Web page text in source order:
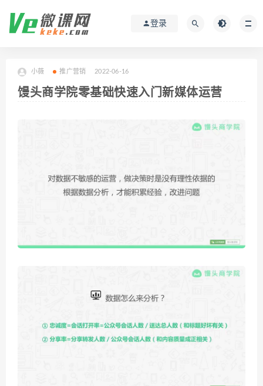
登录
小薇 推广营销 2022-06-16
馒头商学院零基础快速入门新媒体运营